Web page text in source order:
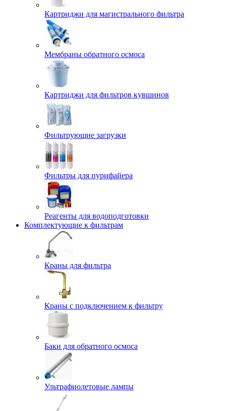
Картриджи для магистрального фильтра
Мембраны обратного осмоса
Картриджи для фильтров кувшинов
Фильтрующие загрузки
Фильтры для пурифайера
Реагенты для водоподготовки
Комплектующие к фильтрам
Краны для фильтра
Краны с подключением к фильтру
Баки для обратного осмоса
Ультрафиолетовые лампы